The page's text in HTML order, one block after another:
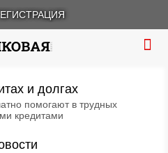
и долгах
помогают в трудных
кредитами